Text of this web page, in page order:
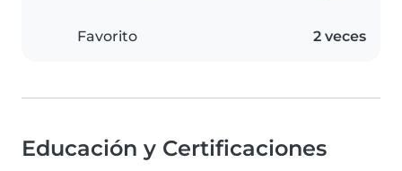
Favorito 2 veces
Educación y Certificaciones